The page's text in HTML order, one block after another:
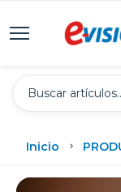
Inicio